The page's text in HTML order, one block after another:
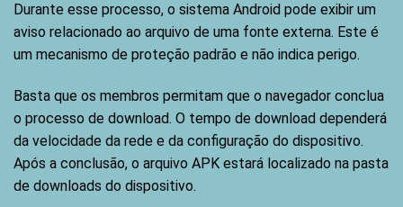
Durante esse processo, o sistema Android pode exibir um
aviso relacionado ao arquivo de uma fonte externa. Este é
um mecanismo de proteção padrão e não indica perigo.
Basta que os membros permitam que o navegador conclua
o processo de download. O tempo de download dependerá
da velocidade da rede e da configuração do dispositivo.
Após a conclusão, o arquivo APK estará localizado na pasta
de downloads do dispositivo.